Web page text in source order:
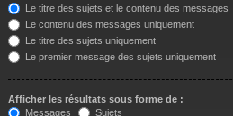
Le titre des sujets et le contenu des messages
Le contenu des messages uniquement
Le titre des sujets uniquement
Le premier message des sujets uniquement
Afficher les résultats sous forme de :
Messages
Sujets